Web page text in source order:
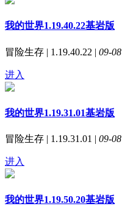
我的世界1.19.40.22基岩版
冒险生存 | 1.19.40.22 | 09-08
进入
我的世界1.19.31.01基岩版
冒险生存 | 1.19.31.01 | 09-08
进入
我的世界1.19.50.20基岩版